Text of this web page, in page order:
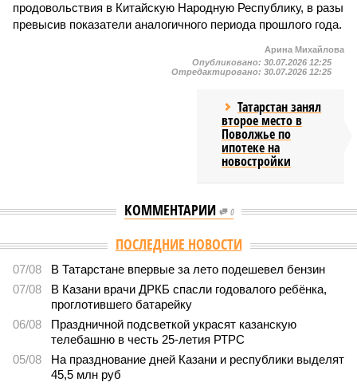
продовольствия в Китайскую Народную Республику, в разы
превысив показатели аналогичного периода прошлого года.
Арина Михайлова
Опубликовано: 30.07.2026 12:25
Отредактировано: 30.07.2026 12:25
Татарстан занял
второе место в
Поволжье по
ипотеке на
новостройки
КОММЕНТАРИИ 0
ПОСЛЕДНИЕ НОВОСТИ
07/08
В Татарстане впервые за лето подешевел бензин
07/08
В Казани врачи ДРКБ спасли годовалого ребёнка,
проглотившего батарейку
06/08
Праздничной подсветкой украсят казанскую
телебашню в честь 25-летия РТРС
05/08
На празднование дней Казани и республики выделят
45,5 млн руб